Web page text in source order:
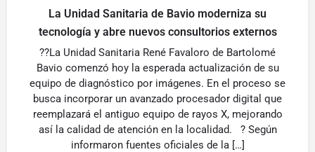
La Unidad Sanitaria de Bavio moderniza su
tecnología y abre nuevos consultorios externos
??La Unidad Sanitaria René Favaloro de Bartolomé
Bavio comenzó hoy la esperada actualización de su
equipo de diagnóstico por imágenes. En el proceso se
busca incorporar un avanzado procesador digital que
reemplazará el antiguo equipo de rayos X, mejorando
así la calidad de atención en la localidad. ? Según
informaron fuentes oficiales de la […]